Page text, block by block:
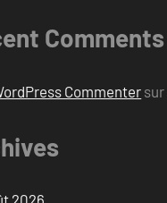
Comments
Commenter sur